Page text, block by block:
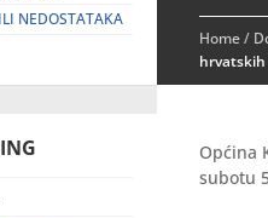
NEDOSTATAKA
Home/
Općina
subotu